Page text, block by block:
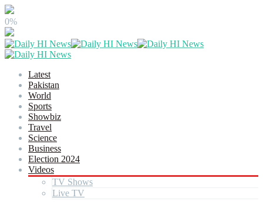
0%
Latest
Pakistan
World
Sports
Showbiz
Travel
Science
Business
Election 2024
Videos
TV Shows
Live TV